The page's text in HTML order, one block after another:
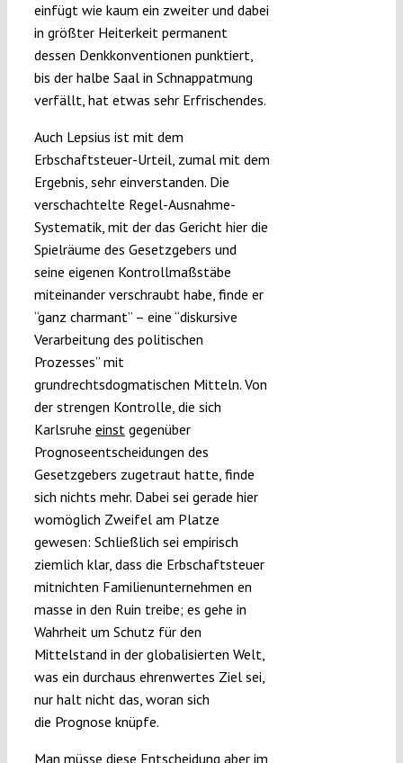
einfügt wie kaum ein zweiter und dabei
in größter Heiterkeit permanent
dessen Denkkonventionen punktiert,
bis der halbe Saal in Schnappatmung
verfällt, hat etwas sehr Erfrischendes.
Auch Lepsius ist mit dem
Erbschaftsteuer-Urteil, zumal mit dem
Ergebnis, sehr einverstanden. Die
verschachtelte Regel-Ausnahme-
Systematik, mit der das Gericht hier die
Spielräume des Gesetzgebers und
seine eigenen Kontrollmaßstäbe
miteinander verschraubt habe, finde er
“ganz charmant” – eine “diskursive
Verarbeitung des politischen
Prozesses” mit
grundrechtsdogmatischen Mitteln. Von
der strengen Kontrolle, die sich
Karlsruhe einstgegenüber
Prognoseentscheidungen des
Gesetzgebers zugetraut hatte, finde
sich nichts mehr. Dabei sei gerade hier
womöglich Zweifel am Platze
gewesen: Schließlich sei empirisch
ziemlich klar, dass die Erbschaftsteuer
mitnichten Familienunternehmen en
masse in den Ruin treibe; es gehe in
Wahrheit um Schutz für den
Mittelstand in der globalisierten Welt,
was ein durchaus ehrenwertes Ziel sei,
nur halt nicht das, woran sich
die Prognose knüpfe.
Man müsse diese Entscheidung aber im